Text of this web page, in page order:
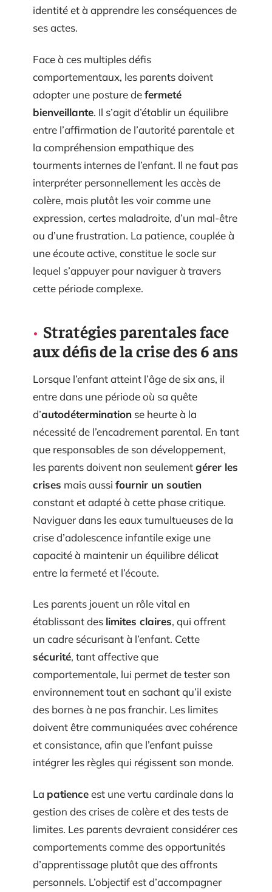
identité et à apprendre les conséquences de
ses actes.
Face à ces multiples défis
comportementaux, les parents doivent
adopter une posture defermeté
bienveillante. Il s’agit d’établir un équilibre
entre l’affirmation de l’autorité parentale et
la compréhension empathique des
tourments internes de l’enfant. Il ne faut pas
interpréter personnellement les accès de
colère, mais plutôt les voir comme une
expression, certes maladroite, d’un mal-être
ou d’une frustration. La patience, couplée à
une écoute active, constitue le socle sur
lequel s’appuyer pour naviguer à travers
cette période complexe.
Stratégies parentales face
aux défis de la crise des 6 ans
Lorsque l’enfant atteint l’âge de six ans, il
entre dans une période où sa quête
d’autodétermination se heurte à la
nécessité de l’encadrement parental. En tant
que responsables de son développement,
les parents doivent non seulementgérer les
crises mais aussi fournir un soutien
constant et adapté à cette phase critique.
Naviguer dans les eaux tumultueuses de la
crise d’adolescence infantile exige une
capacité à maintenir un équilibre délicat
entre la fermeté et l’écoute.
Les parents jouent un rôle vital en
établissant des limites claires, qui offrent
un cadre sécurisant à l’enfant. Cette
sécurité, tant affective que
comportementale, lui permet de tester son
environnement tout en sachant qu’il existe
des bornes à ne pas franchir. Les limites
doivent être communiquées avec cohérence
et consistance, afin que l’enfant puisse
intégrer les règles qui régissent son monde.
La patienceest une vertu cardinale dans la
gestion des crises de colère et des tests de
limites. Les parents devraient considérer ces
comportements comme des opportunités
d’apprentissage plutôt que des affronts
personnels. L’objectif est d’accompagner